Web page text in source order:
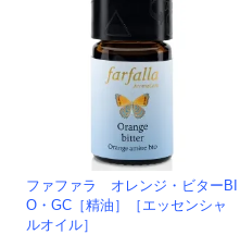
ファファラ オレンジ・ビターBI
O・GC［精油］［エッセンシャ
ルオイル］